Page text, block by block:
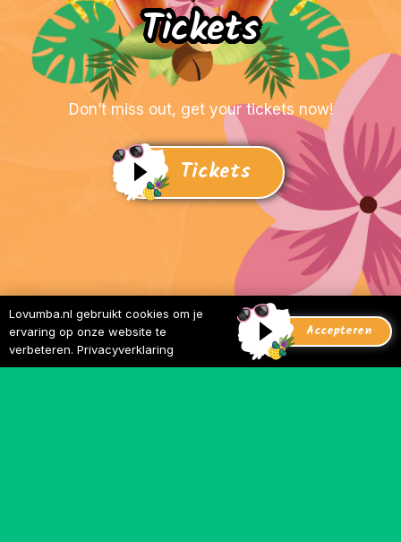
Tickets
Don’t miss out, get your tickets now!
Tickets
Lovumba.nl gebruikt cookies om je
ervaring op onze website te
verbeteren. Privacyverklaring
Accepteren